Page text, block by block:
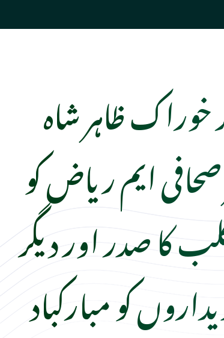
خوراک ظاہر شاہ
ایم ریاض کو
کا صدر اور دیگر
کو مبارکباد